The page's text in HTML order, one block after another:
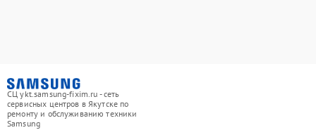
СЦ ykt.samsung-fixim.ru - сеть
сервисных центров в Якутске по
ремонту и обслуживанию техники
Samsung